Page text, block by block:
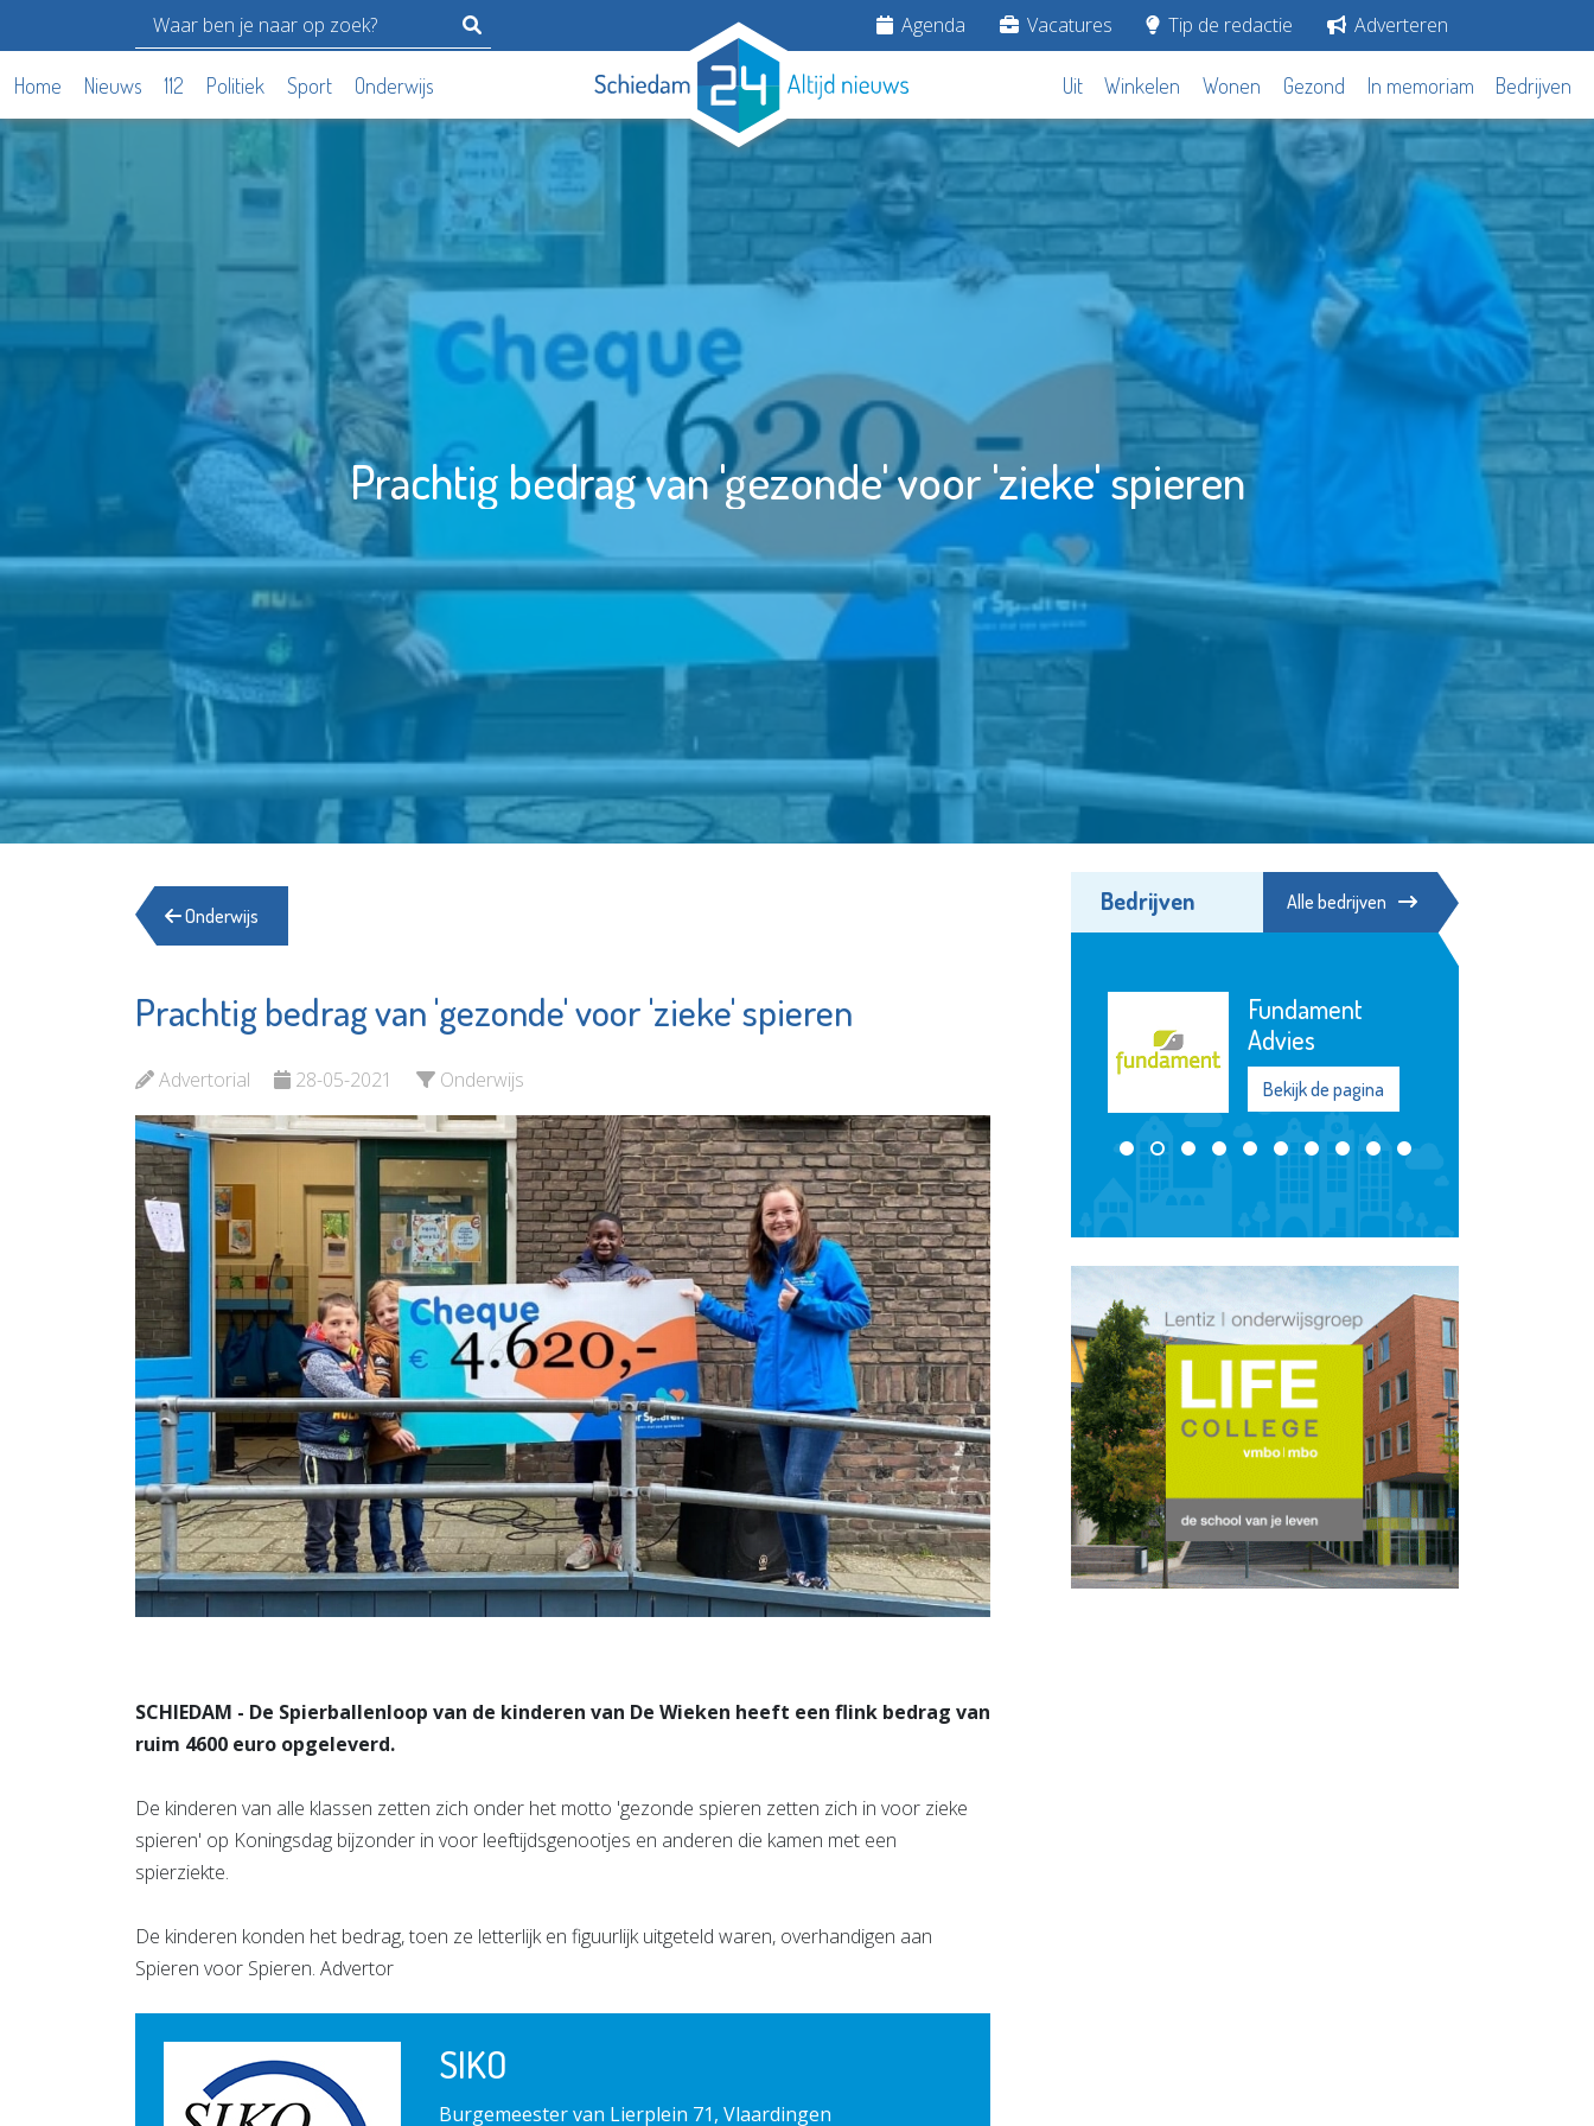
Agenda Vacatures Tip de redactie Adverteren
Home Nieuws 112 Politiek Sport Onderwijs Uit Winkelen Wonen Gezond In memoriam Bedrijven
Prachtig bedrag van 'gezonde' voor 'zieke' spieren
Onderwijs
Prachtig bedrag van 'gezonde' voor 'zieke' spieren
Advertorial 28-05-2021 Onderwijs
SCHIEDAM - De Spierballenloop van de kinderen van De Wieken heeft een flink bedrag van
ruim 4600 euro opgeleverd.
De kinderen van alle klassen zetten zich onder het motto 'gezonde spieren zetten zich in voor zieke
spieren' op Koningsdag bijzonder in voor leeftijdsgenootjes en anderen die kamen met een
spierziekte.
De kinderen konden het bedrag, toen ze letterlijk en figuurlijk uitgeteld waren, overhandigen aan
Spieren voor Spieren. Advertor
SIKO
Burgemeester van Lierplein 71, Vlaardingen
Bedrijven Alle bedrijven
Aleida Praktijk
Verloskunde
Bekijk de pagina
Franciscus
Zwembad
Fundament
Advies
Bekijk de pagina